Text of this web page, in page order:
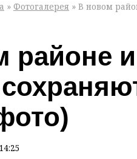
» Фотогалерея » В новом
районе